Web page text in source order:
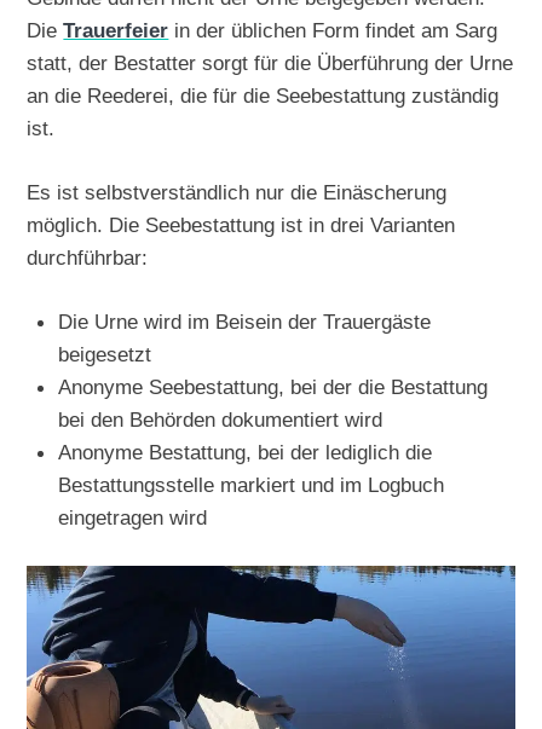
DieTrauerfeier in der üblichen Form findet am Sarg
statt, der Bestatter sorgt für die Überführung der Urne
an die Reederei, die für die Seebestattung zuständig
ist.
Es ist selbstverständlich nur die Einäscherung
möglich. Die Seebestattung ist in drei Varianten
durchführbar:
Die Urne wird im Beisein der Trauergäste
beigesetzt
Anonyme Seebestattung, bei der die Bestattung
bei den Behörden dokumentiert wird
Anonyme Bestattung, bei der lediglich die
Bestattungsstelle markiert und im Logbuch
eingetragen wird